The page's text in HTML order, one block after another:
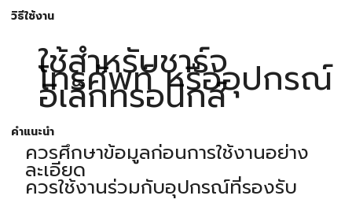
วิธีใช้งาน
ใช้สำหรับชาร์จ
โทรศัพท์ หรืออุปกรณ์
อิเล็กทรอนิกส์
คำแนะนำ
ควรศึกษาข้อมูลก่อนการใช้งานอย่าง
ละเอียด
ควรใช้งานร่วมกับอุปกรณ์ที่รองรับ